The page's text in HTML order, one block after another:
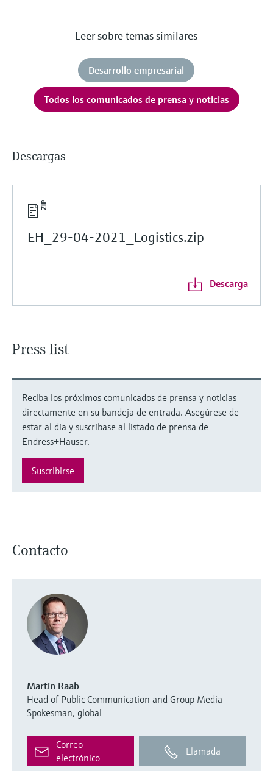
Leer sobre temas similares
Desarrollo empresarial
Todos los comunicados de prensa y noticias
Descargas
EH_29-04-2021_Logistics.zip
Descarga
Press list
Reciba los próximos comunicados de prensa y noticias
directamente en su bandeja de entrada. Asegúrese de
estar al día y suscríbase al listado de prensa de
Endress+Hauser.
Suscribirse
Contacto
Martin Raab
Head of Public Communication and Group Media
Spokesman, global
Correo
electrónico
Llamada